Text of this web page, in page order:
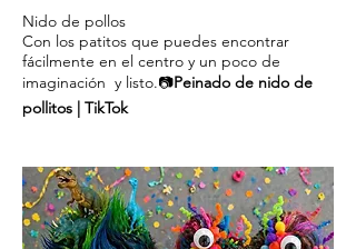
Nido de pollos
Con los patitos que puedes encontrar
fácilmente en el centro y un poco de
imaginación y listo.📷Peinado de nido de
pollitos | TikTok